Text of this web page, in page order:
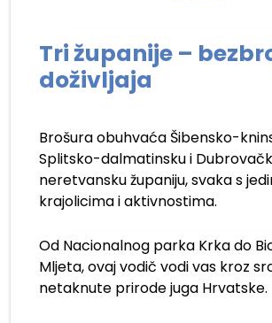
Tri županije –
doživljaja
Brošura obuhvaća Šibensko-
Splitsko-dalmatinsku i
neretvansku županiju, svaka s
krajolicima i aktivnostima.
Od Nacionalnog parka Krka do
Mljeta, ovaj vodič vodi vas kroz
netaknute prirode juga Hrvatske.